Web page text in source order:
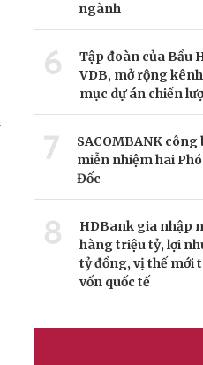
ngành
6
Tập đoàn của Bầu
VDB, mở rộng
mục dự án chiến
7
SACOMBANK
miễn nhiệm hai
Đốc
8
HDBank gia nhập
hàng triệu tỷ, lợi
tỷ đồng, vị thế mới
vốn quốc tế